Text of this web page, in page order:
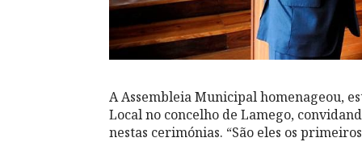
A Assembleia Municipal homenageou,
Local no concelho de Lamego,
nestas cerimónias. “São eles os